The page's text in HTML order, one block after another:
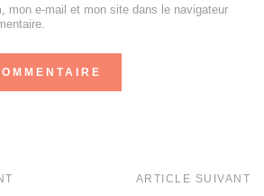
mon e-mail et mon site dans le navigateur
ARTICLE SUIVANT